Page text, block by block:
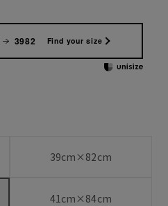
3982 Find your size
39cm×82cm
41cm×84cm